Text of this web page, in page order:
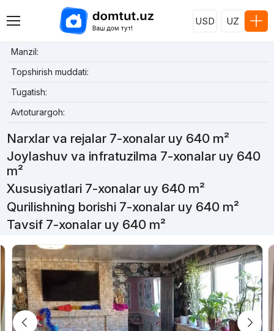
USD UZ
Manzil:
Topshirish muddati:
Tugatish:
Avtoturargoh:
Narxlar va rejalar 7-xonalar uy 640 m²
Joylashuv va infratuzilma 7-xonalar uy 640
m²
Xususiyatlari 7-xonalar uy 640 m²
Qurilishning borishi 7-xonalar uy 640 m²
Tavsif 7-xonalar uy 640 m²